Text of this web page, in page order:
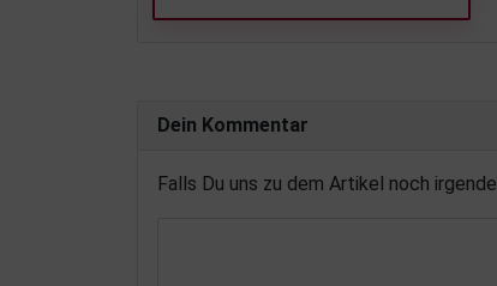
Dein Kommentar
Falls Du uns zu dem Artikel noch